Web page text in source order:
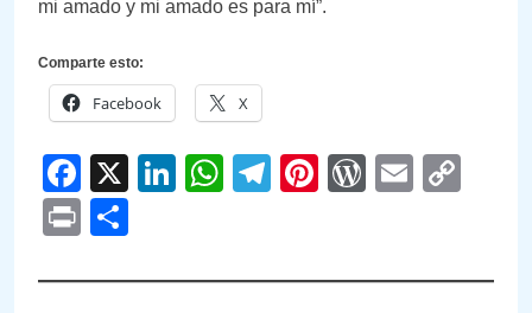
mi amado y mi amado es para mí”.
Comparte esto:
Facebook X
Facebook
X LinkedIn
WhatsApp
Telegram
PinterestEmail
Print